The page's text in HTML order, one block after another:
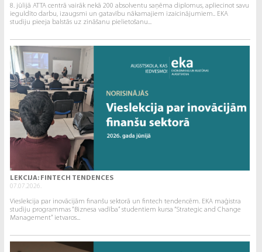
8. jūlijā ATTA centrā vairāk nekā 200 absolventu saņēma diplomus, apliecinot savu
ieguldīto darbu, izaugsmi un gatavību nākamajiem izaicinājumiem.. EKA
studiju pieeja balstās uz zināšanu pielietošanu...
LEKCIJA: FINTECH TENDENCES
07.07.2026.
Vieslekcija par inovācijām finanšu sektorā un fintech tendencēm. EKA maģistra
studiju programmas “Biznesa vadība” studentiem kursa “Strategic and Change
Management” ietvaros...